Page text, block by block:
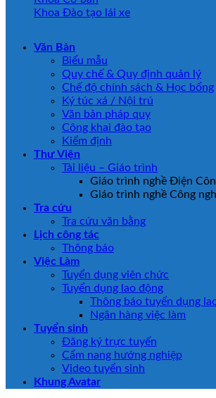
Khoa Đào tạo lái xe
Văn Bản
Biểu mẫu
Quy chế & Quy định quản lý
Chế độ chính sách & Học bổng
Ký túc xá / Nội trú
Văn bản pháp quy
Công khai đào tạo
Kiểm định
Thư Viện
Tài liệu – Giáo trình
Giáo trình nghề Điện
Giáo trình nghề Công
Tra cứu
Tra cứu văn bằng
Lịch công tác
Thông báo
Việc Làm
Tuyển dụng viên chức
Tuyển dụng lao động
Thông báo tuyển dụng
Ngân hàng việc làm
Tuyển sinh
Đăng ký trực tuyến
Cẩm nang hướng nghiệp
Video tuyển sinh
Khung Avatar